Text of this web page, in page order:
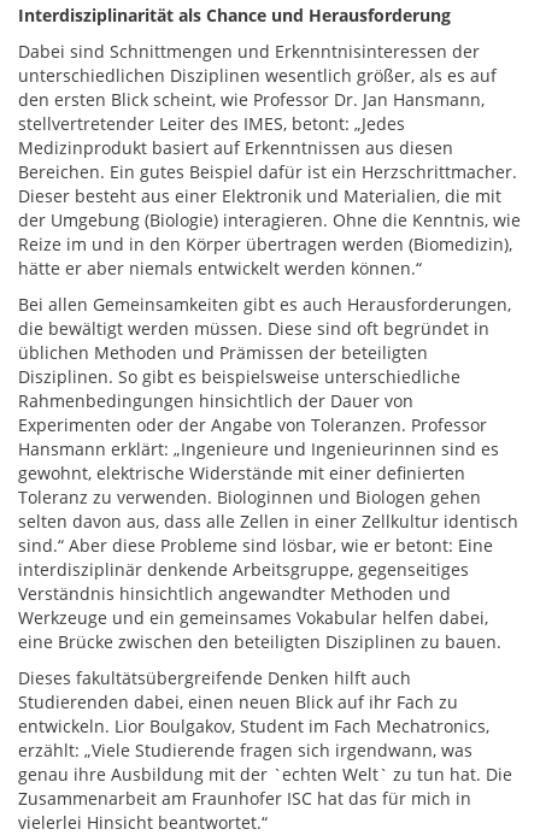
Interdisziplinarität als Chance und Herausforderung
Dabei sind Schnittmengen und Erkenntnisinteressen der
unterschiedlichen Disziplinen wesentlich größer, als es auf
den ersten Blick scheint, wie Professor Dr. Jan Hansmann,
stellvertretender Leiter des IMES, betont: „Jedes
Medizinprodukt basiert auf Erkenntnissen aus diesen
Bereichen. Ein gutes Beispiel dafür ist ein Herzschrittmacher.
Dieser besteht aus einer Elektronik und Materialien, die mit
der Umgebung (Biologie) interagieren. Ohne die Kenntnis, wie
Reize im und in den Körper übertragen werden (Biomedizin),
hätte er aber niemals entwickelt werden können.“
Bei allen Gemeinsamkeiten gibt es auch Herausforderungen,
die bewältigt werden müssen. Diese sind oft begründet in
üblichen Methoden und Prämissen der beteiligten
Disziplinen. So gibt es beispielsweise unterschiedliche
Rahmenbedingungen hinsichtlich der Dauer von
Experimenten oder der Angabe von Toleranzen. Professor
Hansmann erklärt: „Ingenieure und Ingenieurinnen sind es
gewohnt, elektrische Widerstände mit einer definierten
Toleranz zu verwenden. Biologinnen und Biologen gehen
selten davon aus, dass alle Zellen in einer Zellkultur identisch
sind.“ Aber diese Probleme sind lösbar, wie er betont: Eine
interdisziplinär denkende Arbeitsgruppe, gegenseitiges
Verständnis hinsichtlich angewandter Methoden und
Werkzeuge und ein gemeinsames Vokabular helfen dabei,
eine Brücke zwischen den beteiligten Disziplinen zu bauen.
Dieses fakultätsübergreifende Denken hilft auch
Studierenden dabei, einen neuen Blick auf ihr Fach zu
entwickeln. Lior Boulgakov, Student im Fach Mechatronics,
erzählt: „Viele Studierende fragen sich irgendwann, was
genau ihre Ausbildung mit der `echten Welt` zu tun hat. Die
Zusammenarbeit am Fraunhofer ISC hat das für mich in
vielerlei Hinsicht beantwortet.“